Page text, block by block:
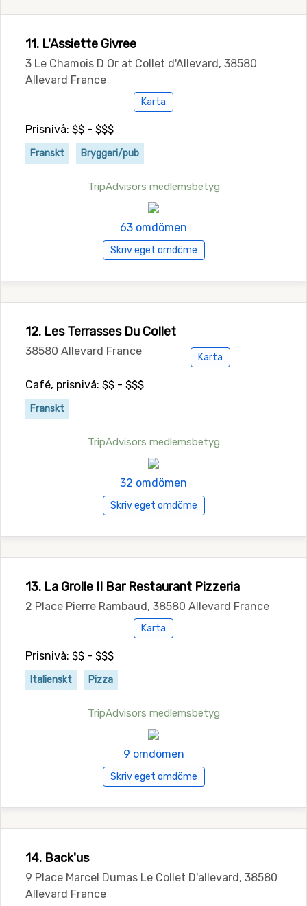
11. L'Assiette Givree
3 Le Chamois D Or at Collet d'Allevard, 38580
Allevard France
Karta
Prisnivå: $$ - $$$
Franskt Bryggeri/pub
TripAdvisors medlemsbetyg
63 omdömen
Skriv eget omdöme
12. Les Terrasses Du Collet
38580 Allevard France Karta
Café, prisnivå: $$ - $$$
Franskt
TripAdvisors medlemsbetyg
32 omdömen
Skriv eget omdöme
13. La Grolle II Bar Restaurant Pizzeria
2 Place Pierre Rambaud, 38580 Allevard France
Karta
Prisnivå: $$ - $$$
Italienskt Pizza
TripAdvisors medlemsbetyg
9 omdömen
Skriv eget omdöme
14. Back'us
9 Place Marcel Dumas Le Collet D'allevard, 38580
Allevard France